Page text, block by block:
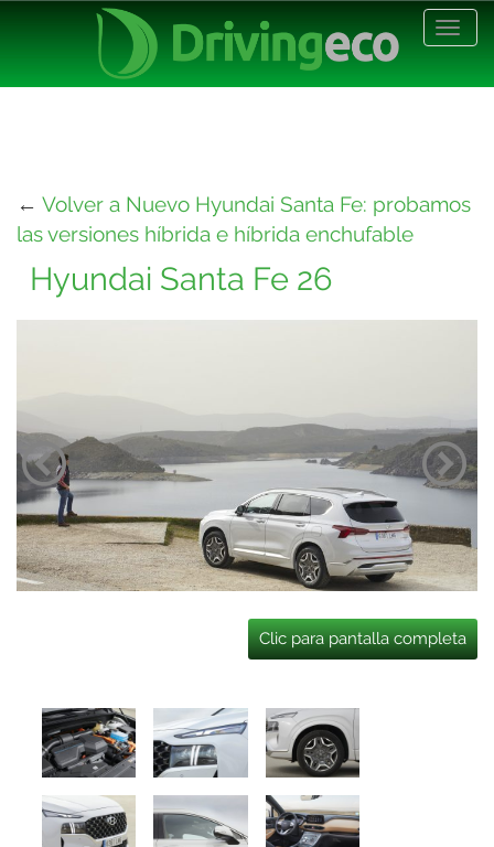
← Volver a Nuevo Hyundai Santa Fe: probamos
las versiones híbrida e híbrida enchufable
Hyundai Santa Fe 26
Clic para pantalla completa